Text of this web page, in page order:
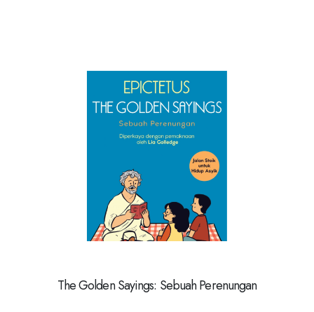
The Golden Sayings: Sebuah Perenungan